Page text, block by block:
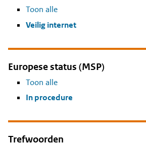
Toon alle
Veilig internet
Europese status (MSP)
Toon alle
In procedure
Trefwoorden